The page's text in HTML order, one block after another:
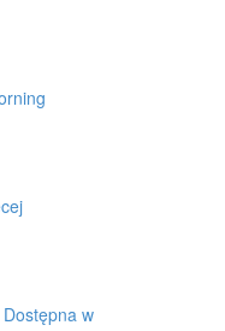
w